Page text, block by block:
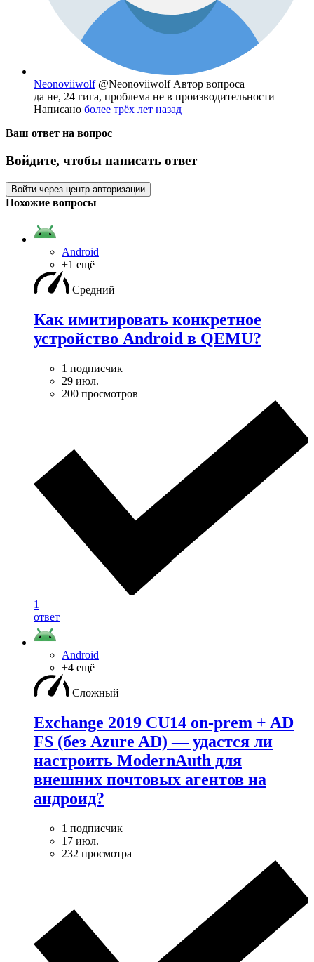
Neonoviiwolf @Neonoviiwolf Автор вопроса
да не, 24 гига, проблема не в производительности
Написано более трёх лет назад
Ваш ответ на вопрос
Войдите, чтобы написать ответ
Войти через центр авторизации
Похожие вопросы
Android
+1 ещё
Средний
Как имитировать конкретное
устройство Android в QEMU?
1 подписчик
29 июл.
200 просмотров
1
ответ
Android
+4 ещё
Сложный
Exchange 2019 CU14 on-prem + AD
FS (без Azure AD) — удаcтся ли
настроить ModernAuth для
внешних почтовых агентов на
андроид?
1 подписчик
17 июл.
232 просмотра